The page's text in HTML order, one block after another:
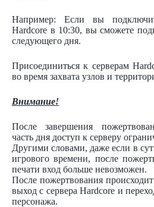
Например: Если вы
Hardcore в 10:30, вы сможете
следующего дня.
Присоединиться к серверам
во время захвата узлов и
Внимание!
После завершения
часть дня доступ к серверу
Другими словами, даже если в
игрового времени, после
печати вход больше невозможен.
После пожертвования
выход с сервера Hardcore и
персонажа.